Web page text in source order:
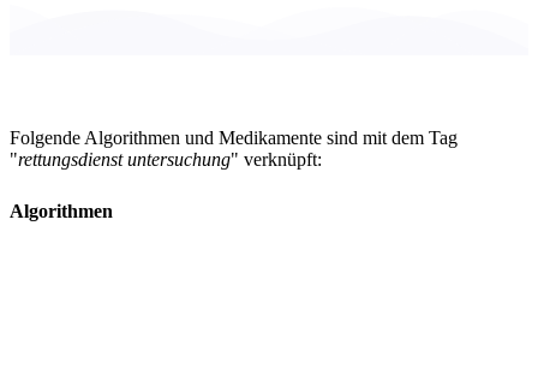
Folgende Algorithmen und Medikamente sind mit dem Tag
"rettungsdienst untersuchung" verknüpft:
Algorithmen